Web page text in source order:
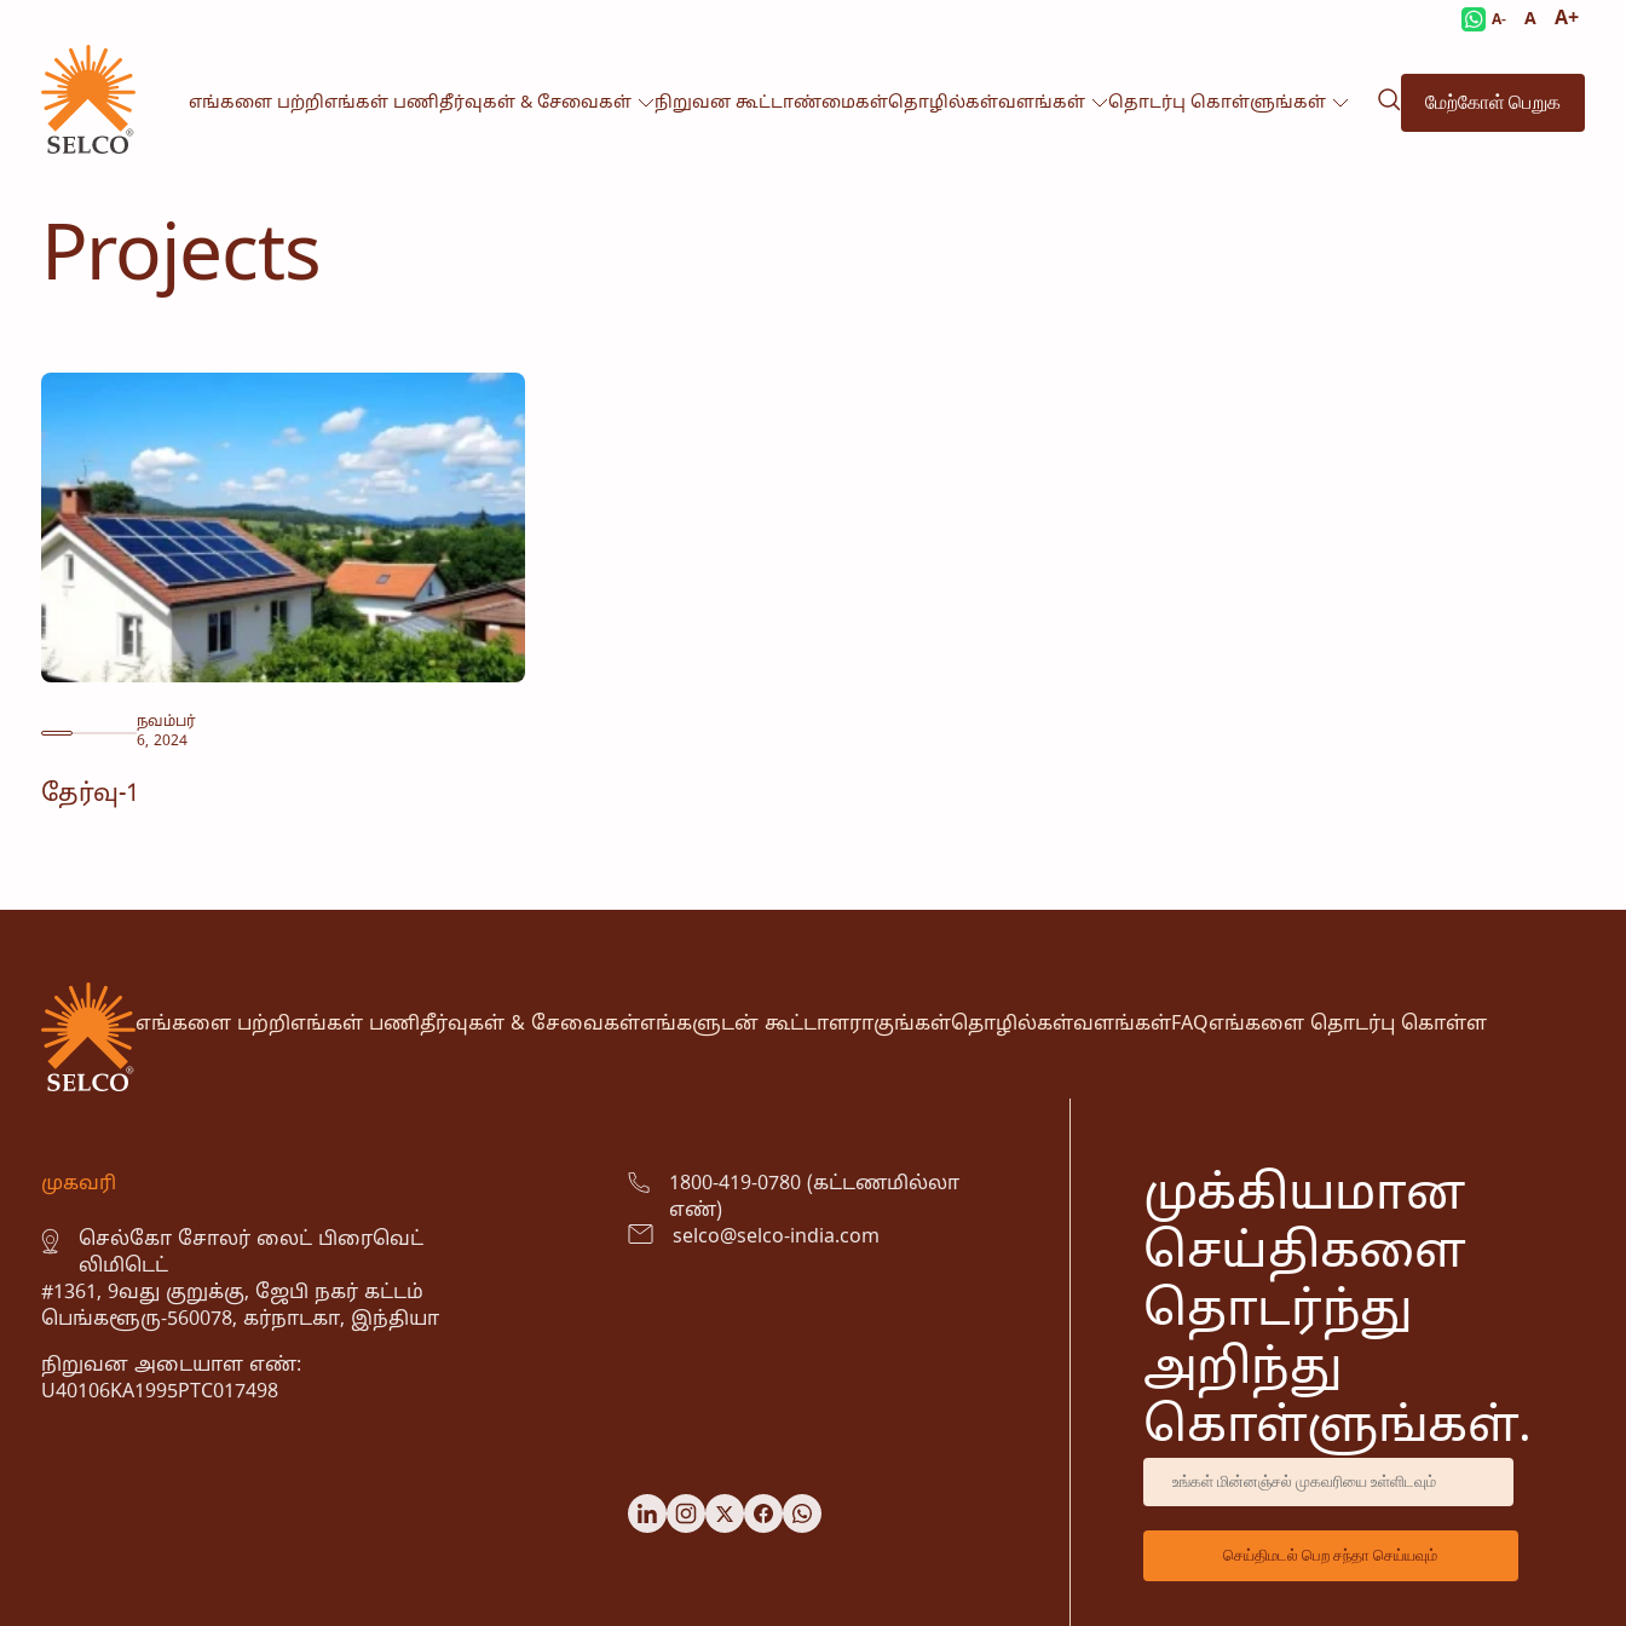
A- A A+
எங்களை பற்றிஎங்கள் பணிதீர்வுகள் & சேவைகள் நிறுவன கூட்டாண்மைகள்தொழில்கள்வளங்கள் தொடர்பு கொள்ளுங்கள் மேற்கோள் பெறுக
Projects
நவம்பர்
6, 2024
தேர்வு-1
எங்களை பற்றிஎங்கள் பணிதீர்வுகள் & சேவைகள்எங்களுடன் கூட்டாளராகுங்கள்தொழில்கள்வளங்கள்FAQஎங்களை தொடர்பு கொள்ள
முகவரி
செல்கோ சோலர் லைட் பிரைவெட்
லிமிடெட்
#1361, 9வது குறுக்கு, ஜேபி நகர் கட்டம்
பெங்களூரு-560078, கர்நாடகா, இந்தியா
நிறுவன அடையாள எண்:
U40106KA1995PTC017498
1800-419-0780 (கட்டணமில்லா
எண்)
selco@selco-india.com
முக்கியமான
செய்திகளை
தொடர்ந்து
அறிந்து
கொள்ளுங்கள்.